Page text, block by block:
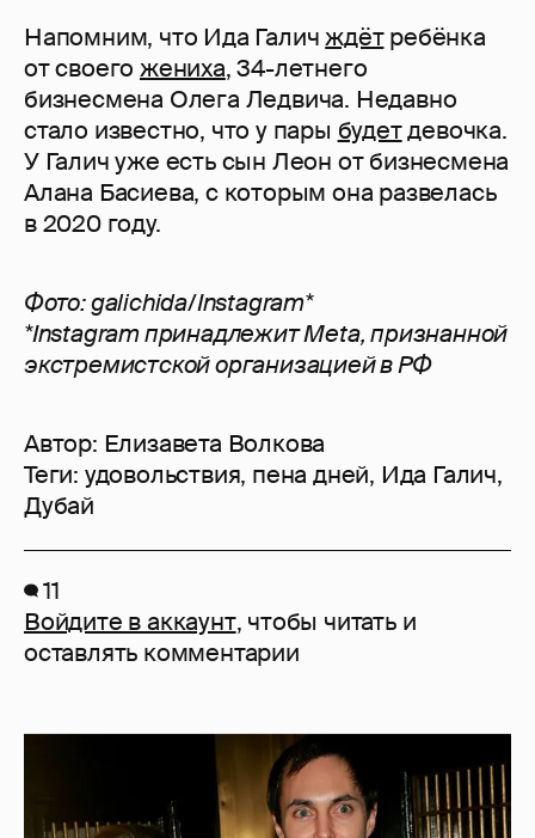
Напомним, что Ида Галичждётребёнка
от своегожениха, 34-летнего
бизнесмена Олега Ледвича. Недавно
стало известно, что у пары будетдевочка.
У Галич уже есть сын Леон от бизнесмена
Алана Басиева, с которым она развелась
в 2020 году.
Фото: galichida/Instagram*
*Instagram принадлежит Meta, признанной
экстремистской организацией в РФ
Автор: Елизавета Волкова
Теги: удовольствия, пена дней, Ида Галич,
Дубай
11
Войдите в аккаунт, чтобы читать и
оставлять комментарии